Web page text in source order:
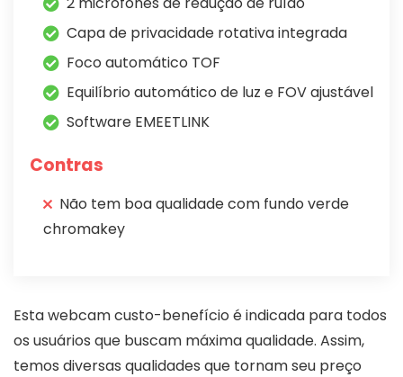
Capa de privacidade rotativa integrada
Foco automático TOF
Equilíbrio automático de luz e FOV ajustável
Software EMEETLINK
Contras
Não tem boa qualidade com fundo verde
chromakey
Esta webcam custo-benefício é indicada para todos
os usuários que buscam máxima qualidade. Assim,
temos diversas qualidades que tornam seu preço